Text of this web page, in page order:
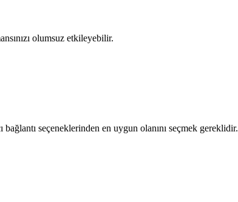
olumsuz etkileyebilir.
seçeneklerinden en uygun olanını seçmek gereklidir.